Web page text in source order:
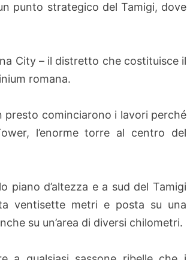
punto strategico del Tamigi, dove
City – il distretto che costituisce il
romana.
presto cominciarono i lavori perché
l’enorme torre al centro del
piano d’altezza e a sud del Tamigi
ventisette metri e posta su una
su un’area di diversi chilometri.